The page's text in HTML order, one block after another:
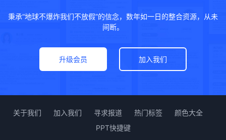
秉承“地球不爆炸我们不放假”的信念，数年如一日的整合资源，从未
间断。
升级会员 加入我们
关于我们 加入我们 寻求报道 热门标签
颜色大全
PPT快捷键